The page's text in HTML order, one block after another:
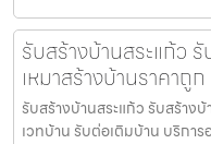
รับสร้างบ้านสระแก้ว
เหมาสร้างบ้านราคาถู
รับสร้างบ้านสระแก้ว รับสร้างบ้
เวทบ้าน รับต่อเติมบ้าน บริกา